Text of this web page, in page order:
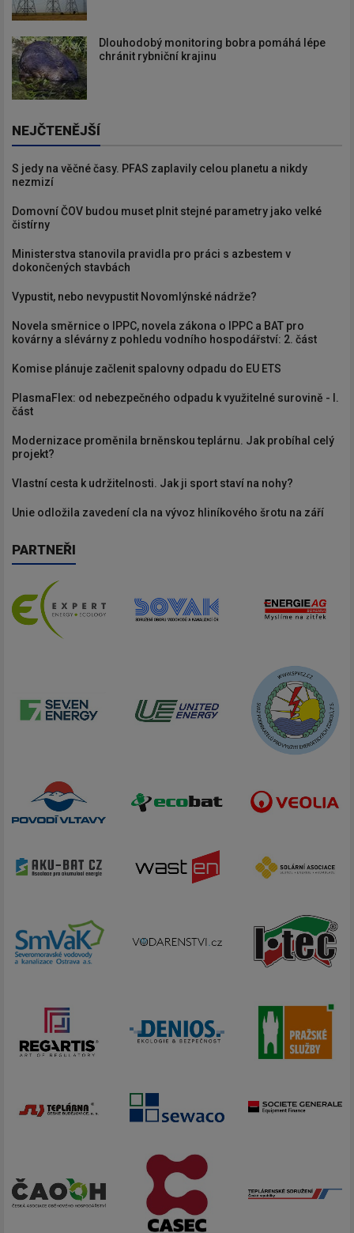
Dlouhodobý monitoring bobra pomáhá lépe
chránit rybniční krajinu
NEJČTENĚJŠÍ
S jedy na věčné časy. PFAS zaplavily celou planetu a nikdy
nezmizí
Domovní ČOV budou muset plnit stejné parametry jako velké
čistírny
Ministerstva stanovila pravidla pro práci s azbestem v
dokončených stavbách
Vypustit, nebo nevypustit Novomlýnské nádrže?
Novela směrnice o IPPC, novela zákona o IPPC a BAT pro
kovárny a slévárny z pohledu vodního hospodářství: 2. část
Komise plánuje začlenit spalovny odpadu do EU ETS
PlasmaFlex: od nebezpečného odpadu k využitelné surovině - I.
část
Modernizace proměnila brněnskou teplárnu. Jak probíhal celý
projekt?
Vlastní cesta k udržitelnosti. Jak ji sport staví na nohy?
Unie odložila zavedení cla na vývoz hliníkového šrotu na září
PARTNEŘI